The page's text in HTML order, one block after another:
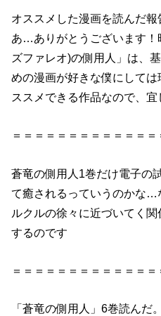
オススメした漫画を読んだ報
あ…ありがとうございます！
ズファレオ)の側用人 」は、
めの漫画が好きな僕にして
ススメできる作品なので、宜
＝＝＝＝＝＝＝＝＝＝＝＝＝
蒼竜の側用人 1巻だけ電子の
て癒されるっていうのかな…
ルクルの徐々に近づいてく
するのです
＝＝＝＝＝＝＝＝＝＝＝＝＝
「蒼竜の側用人 」6巻読んだ